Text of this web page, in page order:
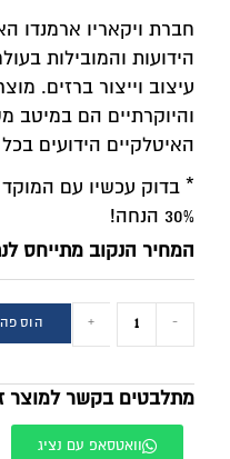
חברת ויקאריו ארמנדו
הידועות והמובילות
עיצוב וייצור ברזים.
והיוקרתיים הם במיטב
האיטלקיים הידועים
* בדוק עכשיו עם
30% הנחה!
המחיר הנקוב מתייחס
-
+
מתלבטים בקשר למוצר
וואטסאפ עם נציג